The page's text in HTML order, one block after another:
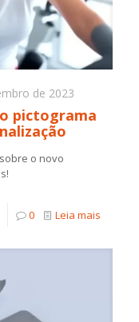
de 2023
pictograma
o novo
0 Leia mais